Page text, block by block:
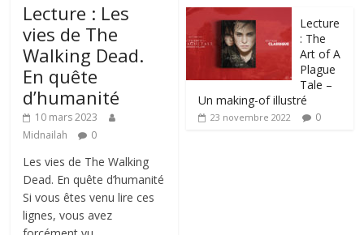
Lecture : Les
vies de The
Walking Dead.
En quête
d’humanité
10 mars 2023
Midnailah
0
Les vies de The Walking
Dead. En quête d’humanité
Si vous êtes venu lire ces
lignes, vous avez
Lecture
: The
Art of A
Plague
Tale –
Un making-of illustré
23 novembre 2022 0